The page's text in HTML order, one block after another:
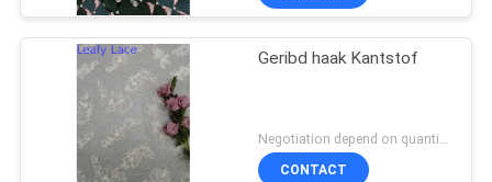
Geribd haak Kantstof
CONTACT